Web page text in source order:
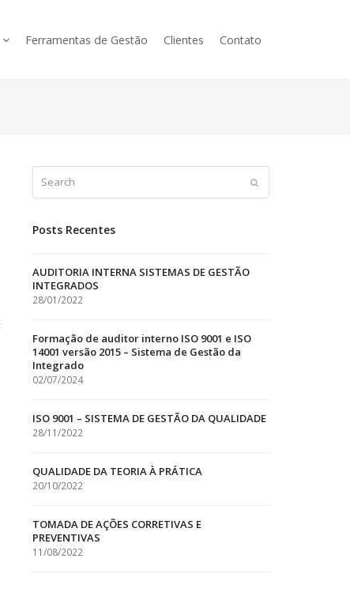
Ferramentas de Gestão Clientes Contato
Posts Recentes
AUDITORIA INTERNA SISTEMAS DE GESTÃO
INTEGRADOS
28/01/2022
Formação de auditor interno ISO 9001 e ISO
14001 versão 2015 – Sistema de Gestão da
Integrado
02/07/2024
ISO 9001 – SISTEMA DE GESTÃO DA QUALIDADE
28/11/2022
QUALIDADE DA TEORIA À PRÁTICA
20/10/2022
TOMADA DE AÇÕES CORRETIVAS E
PREVENTIVAS
11/08/2022